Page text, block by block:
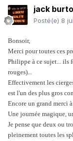
jack
Posté(e) 8
Bonsoir,
Merci pour toutes ces
Philippe à ce sujet... ils
rouges)...
Effectivement les
est l'un des plus gros
Encore un grand merci
Une journée magique,
Je pense que deux ou
pleinement toutes les